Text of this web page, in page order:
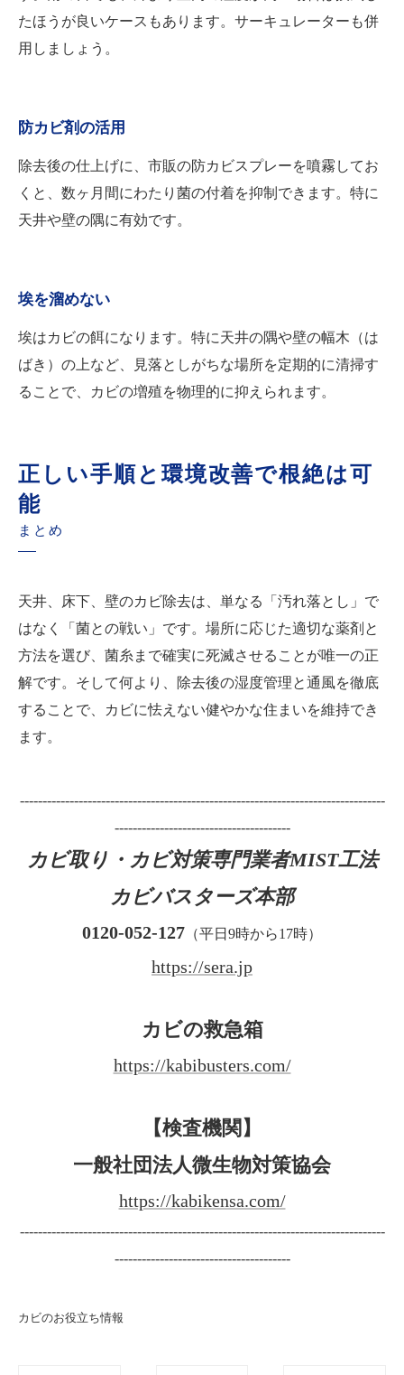
たほうが良いケースもあります。サーキュレーターも併
用しましょう。
防カビ剤の活用
除去後の仕上げに、市販の防カビスプレーを噴霧してお
くと、数ヶ月間にわたり菌の付着を抑制できます。特に
天井や壁の隅に有効です。
埃を溜めない
埃はカビの餌になります。特に天井の隅や壁の幅木（は
ばき）の上など、見落としがちな場所を定期的に清掃す
ることで、カビの増殖を物理的に抑えられます。
正しい手順と環境改善で根絶は可
能
まとめ
天井、床下、壁のカビ除去は、単なる「汚れ落とし」で
はなく「菌との戦い」です。場所に応じた適切な薬剤と
方法を選び、菌糸まで確実に死滅させることが唯一の正
解です。そして何より、除去後の湿度管理と通風を徹底
することで、カビに怯えない健やかな住まいを維持でき
ます。
---------------------------------------------------------------------------------
---------------------------------------
カビ取り・カビ対策専門業者MIST工法
カビバスターズ本部
0120-052-127 （平日9時から17時）
https://sera.jp
カビの救急箱
https://kabibusters.com/
【検査機関】
一般社団法人微生物対策協会
https://kabikensa.com/
---------------------------------------------------------------------------------
---------------------------------------
カビのお役立ち情報